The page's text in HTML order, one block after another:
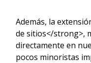
Además, la
de sitios</strong>,
directamente en
pocos minoristas